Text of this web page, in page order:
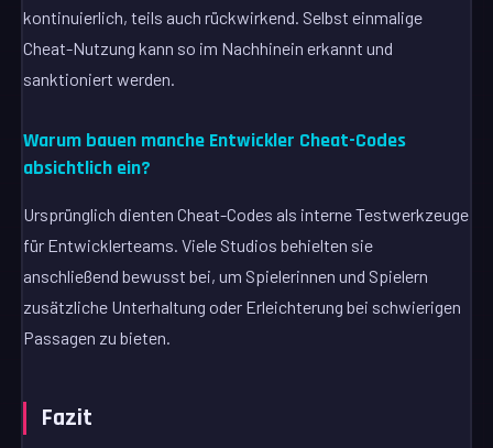
kontinuierlich, teils auch rückwirkend. Selbst einmalige
Cheat-Nutzung kann so im Nachhinein erkannt und
sanktioniert werden.
Warum bauen manche Entwickler Cheat-Codes
absichtlich ein?
Ursprünglich dienten Cheat-Codes als interne Testwerkzeuge
für Entwicklerteams. Viele Studios behielten sie
anschließend bewusst bei, um Spielerinnen und Spielern
zusätzliche Unterhaltung oder Erleichterung bei schwierigen
Passagen zu bieten.
Fazit